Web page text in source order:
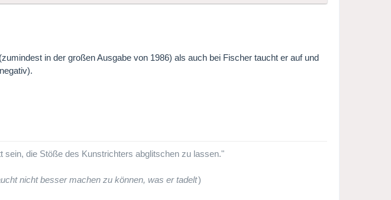
in der großen Ausgabe von 1986) als auch bei Fischer taucht er auf und
die Stöße des Kunstrichters abglitschen zu lassen."
nicht besser machen zu können, was er tadelt)